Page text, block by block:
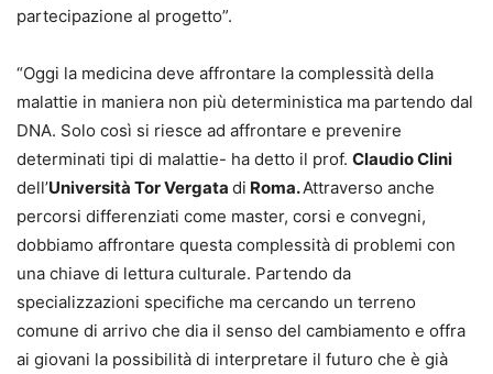
partecipazione al progetto”.
“Oggi la medicina deve affrontare la complessità della
malattie in maniera non più deterministica ma partendo dal
DNA. Solo così si riesce ad affrontare e prevenire
determinati tipi di malattie- ha detto il prof. Claudio Clini
dell’Università Tor Vergata di Roma.Attraverso anche
percorsi differenziati come master, corsi e convegni,
dobbiamo affrontare questa complessità di problemi con
una chiave di lettura culturale. Partendo da
specializzazioni specifiche ma cercando un terreno
comune di arrivo che dia il senso del cambiamento e offra
ai giovani la possibilità di interpretare il futuro che è già